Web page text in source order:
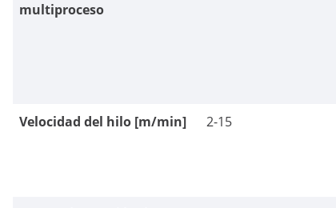
multiproceso
Velocidad del hilo [m/min]
2-15